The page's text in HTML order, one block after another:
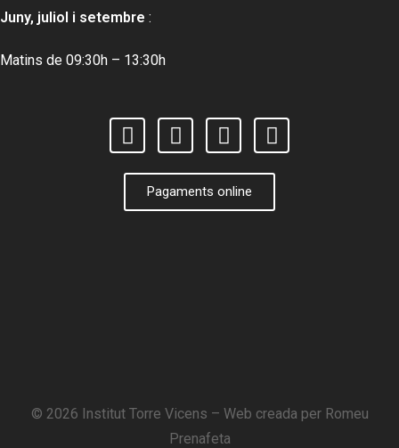
Juny, juliol i setembre :
Matins de 09:30h – 13:30h
Pagaments online
© 2026 Institut Torre Vicens – Web creada per Romeu
Prenafeta